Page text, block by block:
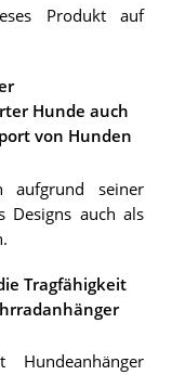
Produkt auf
Hunde auch
von Hunden
aufgrund seiner
Designs auch als
Tragfähigkeit